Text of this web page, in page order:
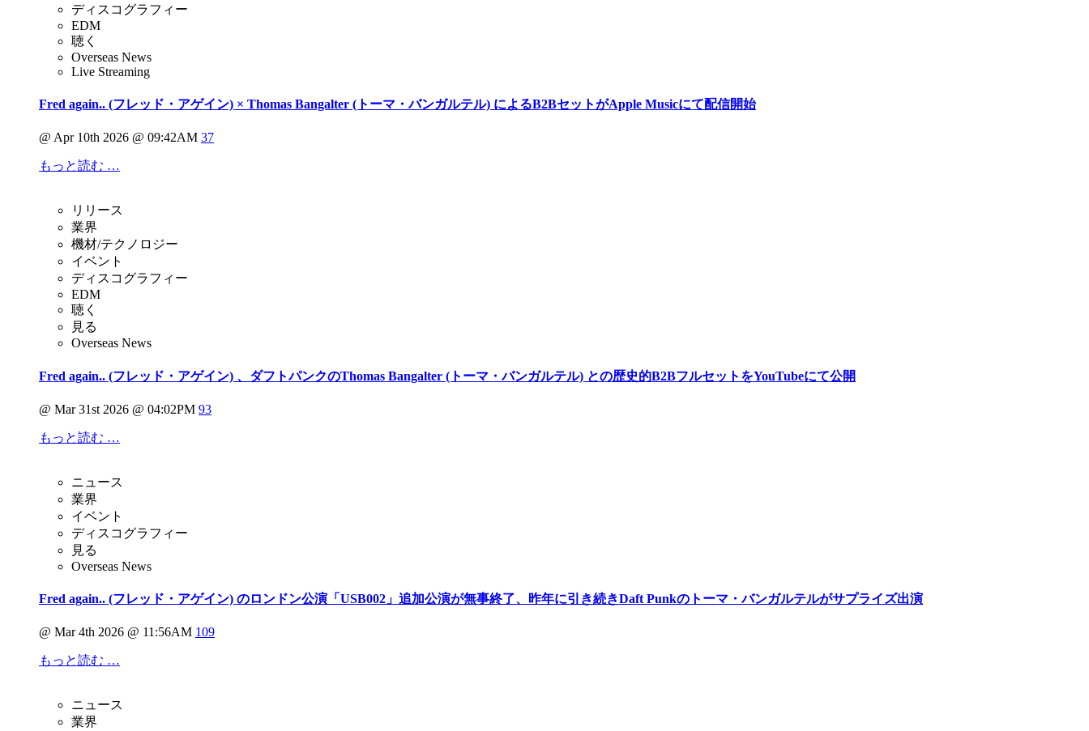
ディスコグラフィー
EDM
聴く
Overseas News
Live Streaming
Fred again.. (フレッド・アゲイン) × Thomas Bangalter (トーマ・バンガルテル) によるB2BセットがApple Musicにて配信開始
@ Apr 10th 2026 @ 09:42AM 37
もっと読む …
リリース
業界
機材/テクノロジー
イベント
ディスコグラフィー
EDM
聴く
見る
Overseas News
Fred again.. (フレッド・アゲイン) 、ダフトパンクのThomas Bangalter (トーマ・バンガルテル) との歴史的B2BフルセットをYouTubeにて公開
@ Mar 31st 2026 @ 04:02PM 93
もっと読む …
ニュース
業界
イベント
ディスコグラフィー
見る
Overseas News
Fred again.. (フレッド・アゲイン) のロンドン公演「USB002」追加公演が無事終了、昨年に引き続きDaft Punkのトーマ・バンガルテルがサプライズ出演
@ Mar 4th 2026 @ 11:56AM 109
もっと読む …
ニュース
業界